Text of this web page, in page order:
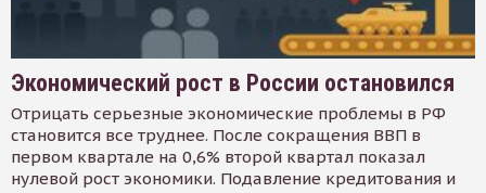
Экономический рост в России остановился
Отрицать серьезные экономические проблемы в РФ
становится все труднее. После сокращения ВВП в
первом квартале на 0,6% второй квартал показал
нулевой рост экономики. Подавление кредитования и